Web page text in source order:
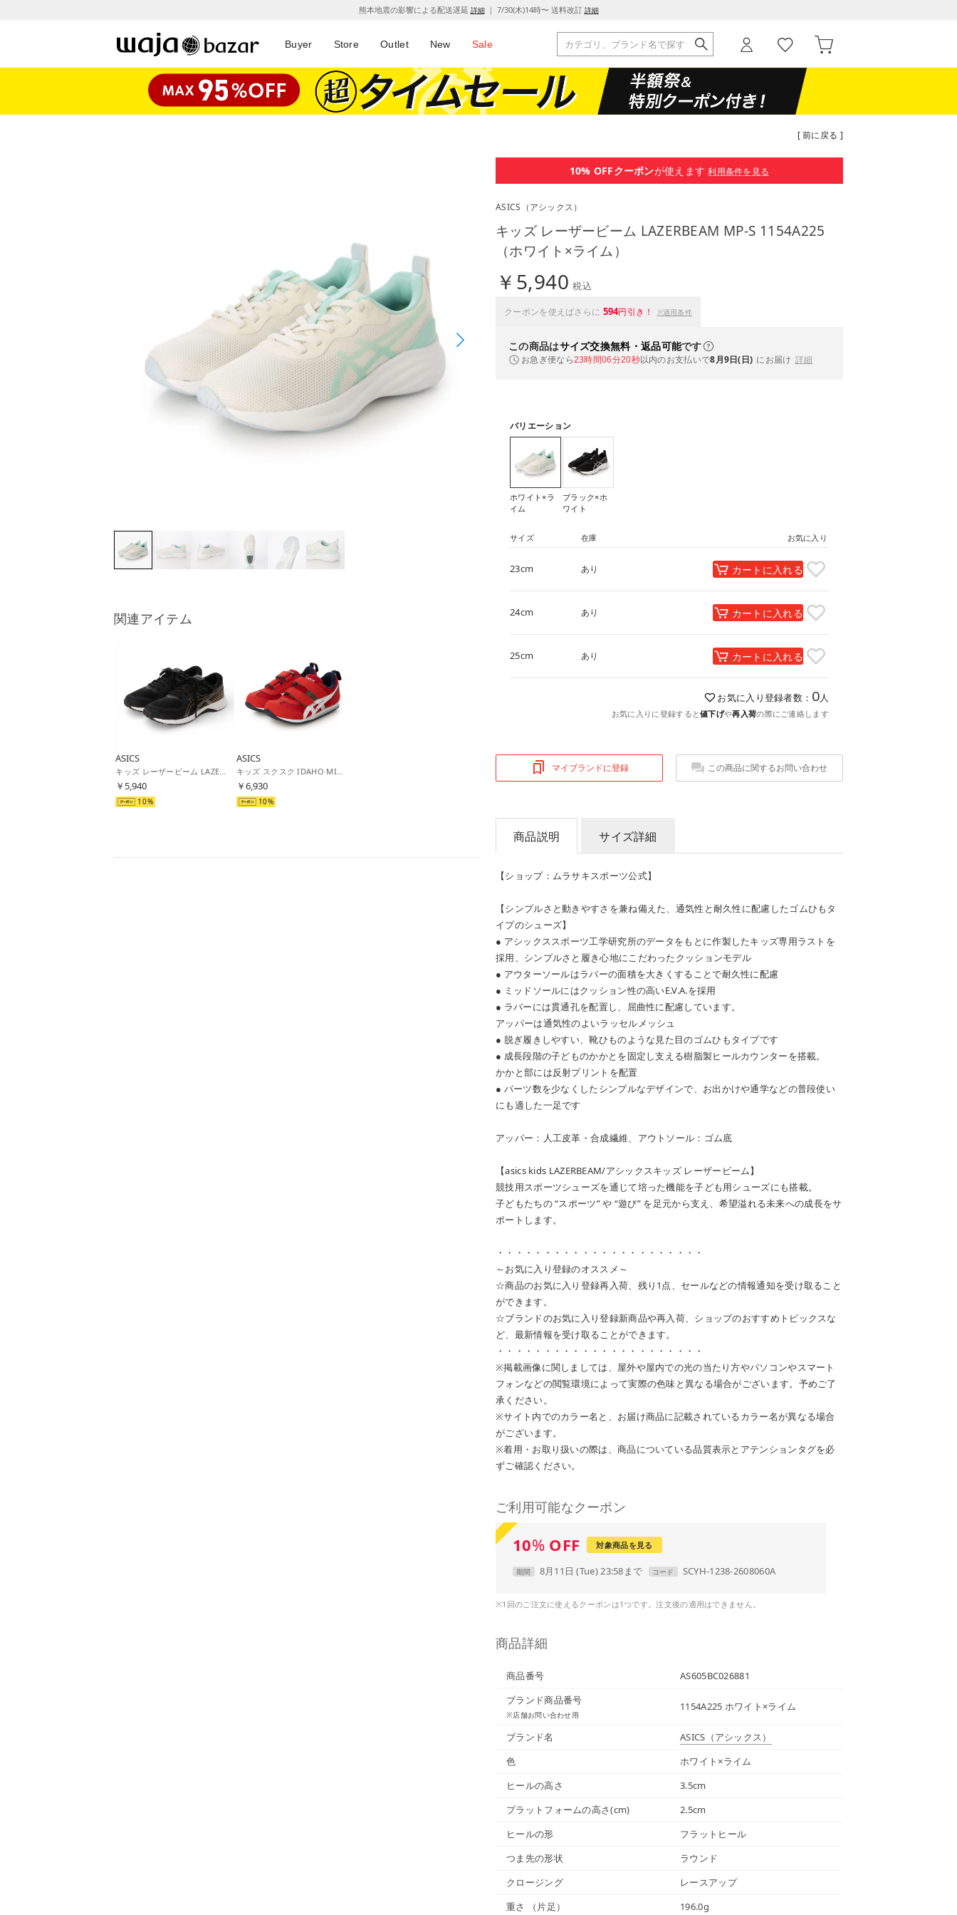
熊本地震の影響による配送遅延 詳細｜ 7/30(木)14時〜 送料改訂 詳細
Buyer Store Outlet New Sale
[ 前に戻る ]
関連アイテム
ASICS
キッズ レーザービーム LAZERBEAM RK-MG 1154A222 （ブラック×ゴールド）
￥5,940
10
ASICS
キッズ スクスク IDAHO MINI 5.200 キッズ スニーカー 1144A434.200 （レッド）
￥6,930
10
10% OFFクーポンが使えます 利用条件を見る
ASICS （アシックス）
キッズ レーザービーム LAZERBEAM MP-S 1154A225
（ホワイト×ライム）
￥5,940 税込
クーポンを使えばさらに 594円引き！ ※適用条件
この商品はサイズ交換無料・返品可能です
お急ぎ便なら23時間06分20秒以内のお支払いで8月9日(日) にお届け 詳細
バリエーション
ホワイト×ラ
イム
ブラック×ホ
ワイト
サイズ 在庫 お気に入り
23cm あり カートに入れる
24cm あり カートに入れる
25cm あり カートに入れる
お気に入り登録者数： 0人
お気に入りに登録すると値下げや再入荷の際にご連絡します
マイブランドに登録 この商品に関するお問い合わせ
商品説明 サイズ詳細
【ショップ：ムラサキスポーツ公式】
【シンプルさと動きやすさを兼ね備えた、通気性と耐久性に配慮したゴムひもタ
イプのシューズ】
● アシックススポーツ工学研究所のデータをもとに作製したキッズ専用ラストを
採用、シンプルさと履き心地にこだわったクッションモデル
● アウターソールはラバーの面積を大きくすることで耐久性に配慮
● ミッドソールにはクッション性の高いE.V.A.を採用
● ラバーには貫通孔を配置し、屈曲性に配慮しています。
アッパーは通気性のよいラッセルメッシュ
● 脱ぎ履きしやすい、靴ひものような見た目のゴムひもタイプです
● 成長段階の子どものかかとを固定し支える樹脂製ヒールカウンターを搭載。
かかと部には反射プリントを配置
● パーツ数を少なくしたシンプルなデザインで、お出かけや通学などの普段使い
にも適した一足です
アッパー：人工皮革・合成繊維、アウトソール：ゴム底
【asics kids LAZERBEAM/アシックスキッズ レーザービーム】
競技用スポーツシューズを通じて培った機能を子ども用シューズにも搭載。
子どもたちの “スポーツ” や “遊び” を足元から支え、希望溢れる未来への成長をサ
ポートします。
・・・・・・・・・・・・・・・・・・・・・・
～お気に入り登録のオススメ～
☆商品のお気に入り登録再入荷、残り1点、セールなどの情報通知を受け取ること
ができます。
☆ブランドのお気に入り登録新商品や再入荷、ショップのおすすめトピックスな
ど、最新情報を受け取ることができます。
・・・・・・・・・・・・・・・・・・・・・・
※掲載画像に関しましては、屋外や屋内での光の当たり方やパソコンやスマート
フォンなどの閲覧環境によって実際の色味と異なる場合がございます。予めご了
承ください。
※サイト内でのカラー名と、お届け商品に記載されているカラー名が異なる場合
がございます。
※着用・お取り扱いの際は、商品についている品質表示とアテンションタグを必
ずご確認ください。
ご利用可能なクーポン
10%OFF 対象商品を見る
期間 8月11日 (Tue) 23:58まで コード SCYH-1238-2608060A
※1回のご注文に使えるクーポンは1つです。注文後の適用はできません。
商品詳細
商品番号
AS605BC026881
ブランド商品番号
※店舗お問い合わせ用
1154A225 ホワイト×ライム
ブランド名 ASICS （アシックス）
色
ホワイト×ライム
ヒールの高さ
3.5cm
プラットフォームの高さ(cm)
2.5cm
ヒールの形
フラットヒール
つま先の形状
ラウンド
クロージング
レースアップ
重さ
（片足）
196.0g